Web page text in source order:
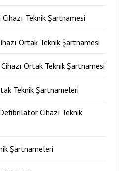
Teknik Şartnamesi
Ortak Teknik Şartnamesi
Ortak Teknik Şartnamesi
Teknik Şartnameleri
Cihazı Teknik
Şartnameleri